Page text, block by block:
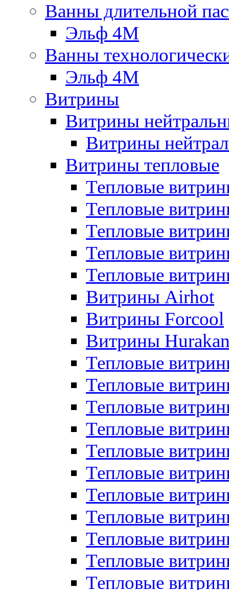
Ванны длительной
Эльф 4М
Ванны
Эльф 4М
Витрины
Витрины
Витрины
Витрины тепловые
Тепловые
Тепловые
Тепловые
Тепловые
Тепловые
Витрины Airhot
Витрины Forcool
Витрины
Тепловые
Тепловые
Тепловые
Тепловые
Тепловые
Тепловые
Тепловые
Тепловые
Тепловые
Тепловые
Тепловые